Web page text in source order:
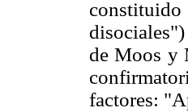
de Moos y
factores: